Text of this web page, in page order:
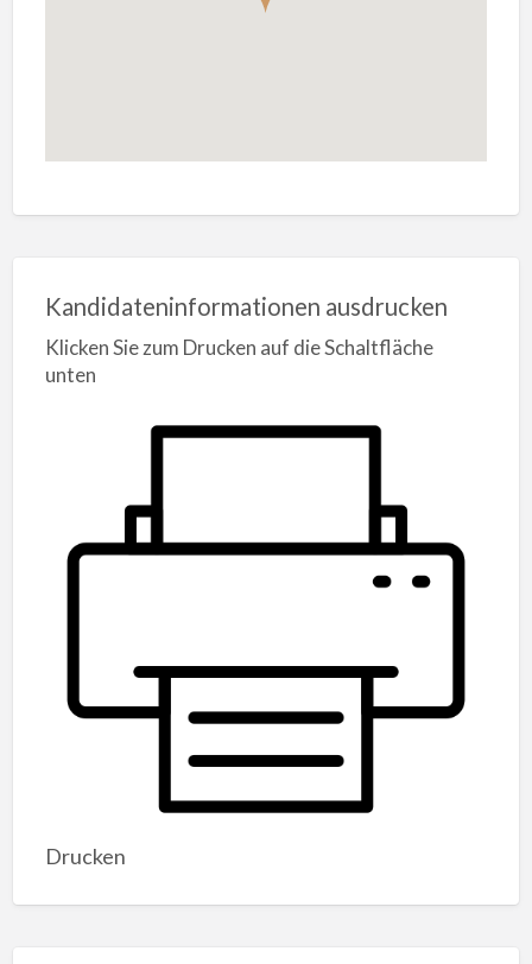
Kandidateninformationen ausdrucken
Klicken Sie zum Drucken auf die Schaltfläche
unten
Drucken